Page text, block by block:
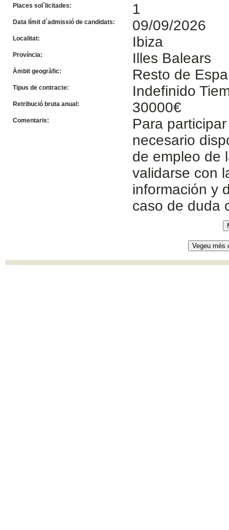
Places sol´licitades: 1
Data límit d´admissió de candidats: 09/09/2026
Localitat: Ibiza
Província: Illes Balears
Àmbit geogràfic: Resto de
Tipus de contracte: Indefinido
Retribució bruta anual: 30000€
Comentaris:
Para
necesario
de empleo de
validarse con
información y
caso de duda